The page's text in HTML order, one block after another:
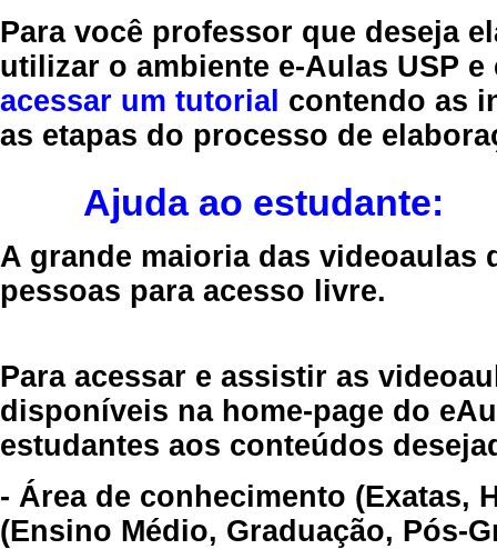
Para você professor que deseja
utilizar o ambiente e-Aulas USP
acessar um tutorial contendo as
as etapas do processo de
Ajuda ao estudante:
A grande maioria das videoaulas
pessoas para acesso livre.
Para acessar e assistir as
disponíveis na home-page do
estudantes aos conteúdos
- Área de conhecimento (Exatas,
(Ensino Médio, Graduação, Pós-